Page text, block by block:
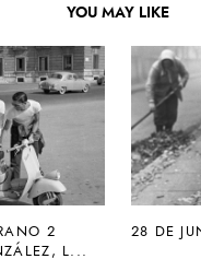
YOU MAY LIKE
2
L...
28 DE